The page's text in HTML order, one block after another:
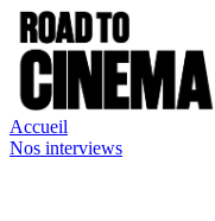
Accueil
Nos interviews